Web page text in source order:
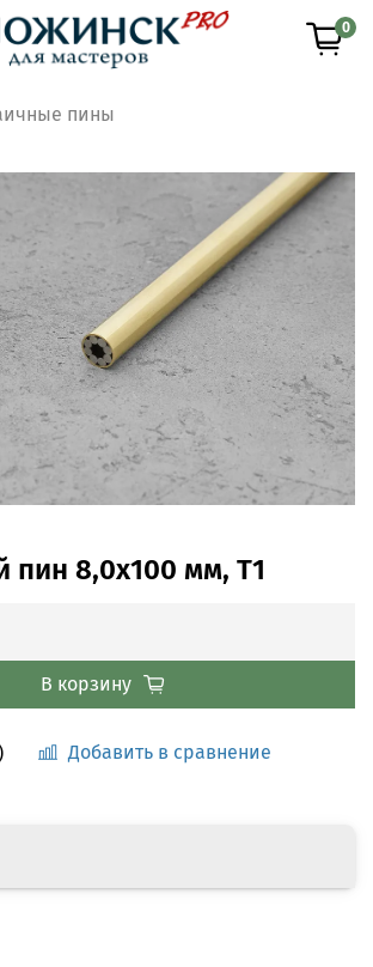
0
пины
пин 8,0x100 мм, Т1
Добавить в сравнение
В корзину